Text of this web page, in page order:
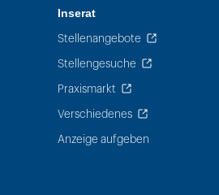
Inserat
Stellenangebote
Stellengesuche
Praxismarkt
Verschiedenes
Anzeige aufgeben